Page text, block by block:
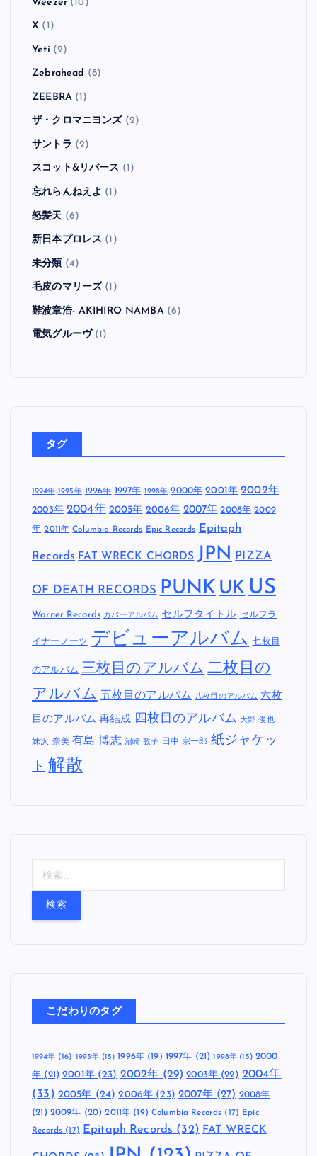
Weezer(10)
X (1)
Yeti (2)
Zebrahead (8)
ZEEBRA(1)
ザ・クロマニヨンズ (2)
サントラ (2)
スコット&リバース (1)
忘れらんねえよ (1)
怒髪天 (6)
新日本プロレス (1)
未分類 (4)
毛皮のマリーズ (1)
難波章浩- AKIHIRO NAMBA(6)
電気グルーヴ(1)
タグ
1994年 1995年 1996年 1997年 1998年 2000年 2001年 2002年
2003年 2004年 2005年 2006年 2007年 2008年 2009
年 2011年 Columbia Records Epic Records Epitaph
Records FAT WRECK CHORDS JPN PIZZA
OF DEATH RECORDS PUNK UK US
Warner Records カバーアルバム セルフタイトル セルフラ
イナーノーツ デビューアルバム 七枚目
のアルバム 三枚目のアルバム 二枚目の
アルバム 五枚目のアルバム 八枚目のアルバム 六枚
目のアルバム 再結成 四枚目のアルバム 大野 俊也
妹沢 奈美 有島 博志 沼崎 敦子 田中 宗一郎 紙ジャケッ
ト 解散
こだわりのタグ
1994年(16) 1995年 (15) 1996年(19) 1997年 (21) 1998年 (15) 2000
年 (21) 2001年(23) 2002年 (29) 2003年 (22) 2004年
(33) 2005年 (24) 2006年 (23) 2007年(27) 2008年
(21) 2009年 (20) 2011年 (19) Columbia Records (17) Epic
Records (17) Epitaph Records (32) FAT WRECK